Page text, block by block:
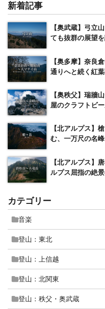
新着記事
【奥武蔵】弓立
ても抜群の展望
【奥多摩】奈良
通りへと続く紅
【奥秩父】瑞牆
屋のクラフトビ
【北アルプス】
む、一万尺の名峰
【北アルプス】
ルプス屈指の絶
カテゴリー
音楽
登山：東北
登山：上信越
登山：北関東
登山：秩父・奥武蔵